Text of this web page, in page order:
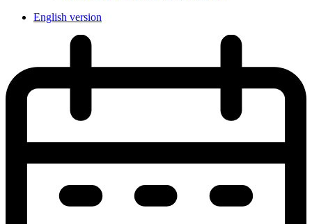
English version